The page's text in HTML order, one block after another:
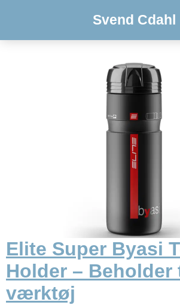
Svend Cdahl
Elite Super Byasi
Holder – Beholder
værktøj